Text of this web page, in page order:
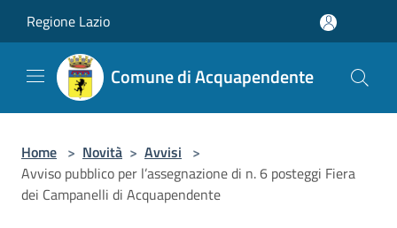
Regione Lazio
Comune di Acquapendente
Home > Novità > Avvisi >
Avviso pubblico per l’assegnazione di n. 6 posteggi Fiera
dei Campanelli di Acquapendente